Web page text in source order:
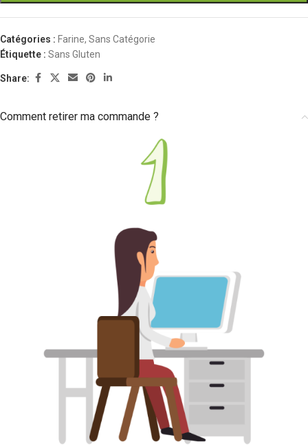
Catégories : Farine, Sans Catégorie
Étiquette : Sans Gluten
Share:
Comment retirer ma commande ?